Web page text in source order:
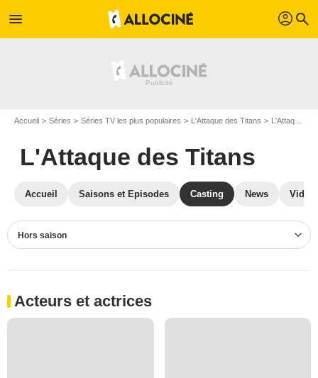
menu profil search
Accueil Séries Séries TV les plus populaires L'Attaque des Titans L'Attaque des Titans S0
L'Attaque des Titans
Accueil Saisons et Episodes Casting News
Hors saison
Acteurs et actrices